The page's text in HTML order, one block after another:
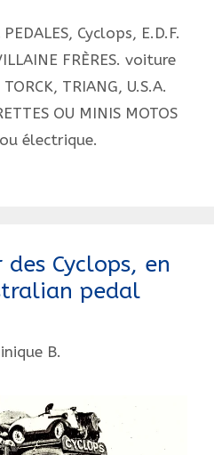
, Cyclops, E.D.F.
FRÈRES. voiture
TORCK, TRIANG, U.S.A.
OU MINIS MOTOS
électrique.
des Cyclops, en
pedal
B.